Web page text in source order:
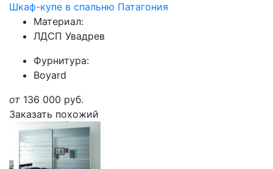
Шкаф-купе в спальню Патагония
Материал:
ЛДСП Увадрев
Фурнитура:
Boyard
от 136 000 руб.
Заказать похожий